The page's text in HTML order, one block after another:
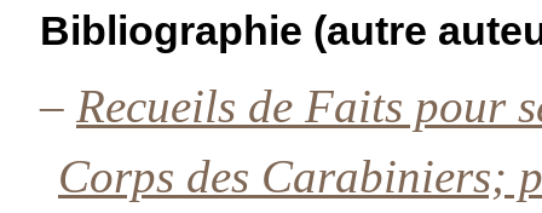
Bibliographie (autre
– Recueils de Faits pour
Corps des Carabiniers;